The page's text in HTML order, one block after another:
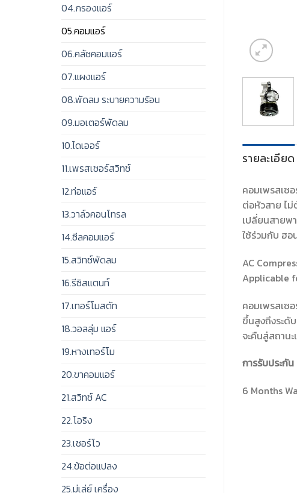
04.กรองแอร์
05.คอมแอร์
06.คลัชคอมแอร์
07.แผงแอร์
08.พัดลม ระบายความร้อน
09.มอเตอร์พัดลม
10.ไดเออร์
11.เพรสเชอร์สวิทช์
12.ท่อแอร์
13.วาล์วคอนโทรล
14.ซีลคอมแอร์
15.สวิทช์พัดลม
16.รีซิสแตนท์
17.เทอร์โมสตัท
18.วอลลุ่ม แอร์
19.หางเทอร์โม
20.ขาคอมแอร์
21.สวิทช์ AC
22.โอริง
23.เซอร์โว
24.ข้อต่อแปลง
25.มู่เล่ย์ เครื่อง
รายละเอียด
คอมเพรสเซ
ต่อหัวสาย ไม่
เปลี่ยนสายพ
ใช้ร่วมกับ ฮ
AC
Applicable
คอมเพรสเซ
ขึ้นสูงถึงระดั
จะคืนสู่สถาน
การรับประกัน
6 Months